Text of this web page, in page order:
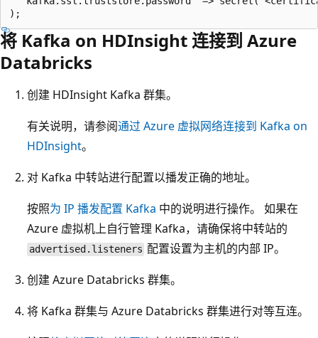
将 Kafka on HDInsight 连接到 Azure
Databricks
创建 HDInsight Kafka 群集。
有关说明，请参阅通过 Azure 虚拟网络连接到 Kafka on
HDInsight。
对 Kafka 中转站进行配置以播发正确的地址。
按照为 IP 播发配置 Kafka 中的说明进行操作。 如果在
Azure 虚拟机上自行管理 Kafka，请确保将中转站的
advertised.listeners 配置设置为主机的内部 IP。
创建 Azure Databricks 群集。
将 Kafka 群集与 Azure Databricks 群集进行对等互连。